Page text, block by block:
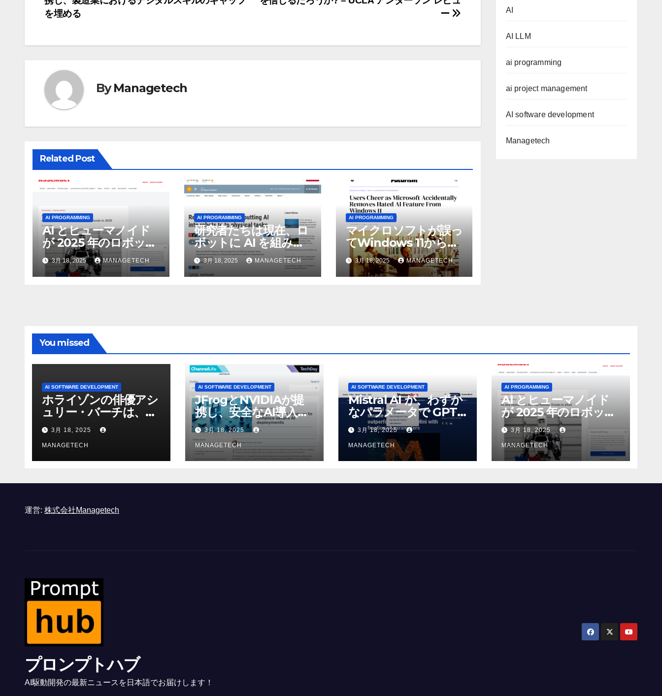
稿
ビ
ゲ
ー
シ
ョ
ン
ー
を埋める
ByManagetech
Related Post
AI PROGRAMMING
AI とヒューマノイド
が 2025 年のロボット
のトップトレンドに |
ASSEMBLY
3月 18, 2025 MANAGETECH
AI PROGRAMMING
研究者たちは現在、ロ
ボットに AI を組み込
んで物理的な作業を実
行させている | ノーザ
ン パブリック ラジオ:
3月 18, 2025 MANAGETECH
AI PROGRAMMING
マイクロソフトが誤っ
てWindows 11から嫌
われているAI機能を削
除したことにユーザー
が歓喜
3月 18, 2025 MANAGETECH
AI
AI LLM
ai programming
ai project management
AI software development
Managetech
You missed
AI SOFTWARE DEVELOPMENT
ホライゾンの俳優アシ
ュリー・バーチは、ソ
ニーのAIアロイのビデ
オを見て「ゲームパフ
ォーマンスという芸術
形式に不安を感じた」
3月 18, 2025
MANAGETECH
AI SOFTWARE DEVELOPMENT
JFrogとNVIDIAが提
携し、安全なAI導入を
強化
3月 18, 2025
MANAGETECH
AI SOFTWARE DEVELOPMENT
Mistral AI が、わずか
なパラメータで GPT-
4o Mini を上回る新し
いオープンソース モ
デルをリリース |
VentureBeat
3月 18, 2025
MANAGETECH
AI PROGRAMMING
AI とヒューマノイド
が 2025 年のロボット
のトップトレンドに |
ASSEMBLY
3月 18, 2025
MANAGETECH
運営: 株式会社Managetech
プロンプトハブ
AI駆動開発の最新ニュースを日本語でお届けします！